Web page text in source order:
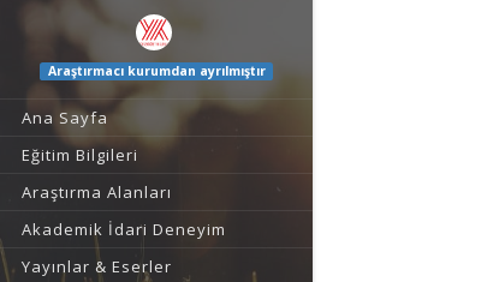
Araştırmacı kurumdan ayrılmıştır
Ana Sayfa
Eğitim Bilgileri
Araştırma Alanları
Akademik İdari Deneyim
Yayınlar & Eserler